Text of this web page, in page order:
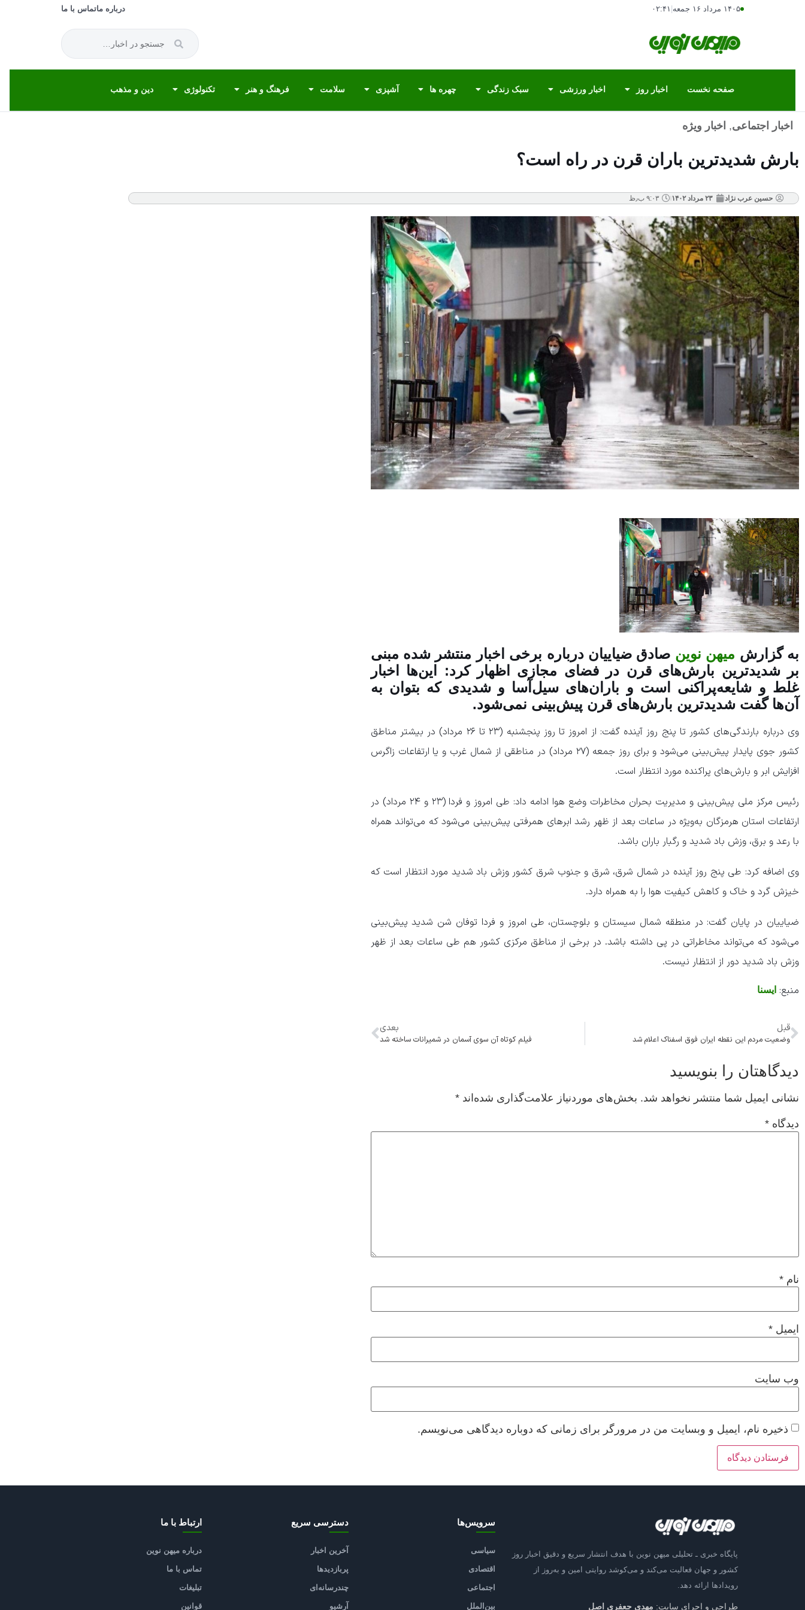
۱۴۰۵ مرداد ۱۶ جمعه ۰۲:۴۱ درباره ماتماس با ما
صفحه نخست اخبار روز اخبار ورزشی سبک زندگی چهره ها آشپزی سلامت فرهنگ و هنر تکنولوژی دین و مذهب
اخبار اجتماعی, اخبار ویژه
بارش شدیدترین باران قرن در راه است؟
حسین عرب نژاد ۲۳ مرداد ۱۴۰۲ ۹:۰۳ ب٫ظ
به گزارش میهن نوین صادق ضیاییان درباره برخی اخبار منتشر شده مبنی
بر شدیدترین بارش‌های قرن در فضای مجازی اظهار کرد: این‌ها اخبار
غلط و شایعه‌پراکنی است و باران‌های سیل‌آسا و شدیدی که بتوان به
آن‌ها گفت شدیدترین بارش‌های قرن پیش‌بینی نمی‌شود.
وی درباره بارندگی‌های کشور تا پنج روز آینده گفت: از امروز تا روز پنجشنبه (۲۳ تا ۲۶ مرداد) در بیشتر مناطق
کشور جوی پایدار پیش‌بینی می‌شود و برای روز جمعه (۲۷ مرداد) در مناطقی از شمال غرب و یا ارتفاعات زاگرس
افزایش ابر و بارش‌های پراکنده مورد انتظار است.
رئیس مرکز ملی پیش‌بینی و مدیریت بحران مخاطرات وضع هوا ادامه داد: طی امروز و فردا (۲۳ و ۲۴ مرداد) در
ارتفاعات استان هرمزگان به‌ویژه در ساعات بعد از ظهر رشد ابر‌های همرفتی پیش‌بینی می‌شود که می‌تواند همراه
با رعد و برق، وزش باد شدید و رگبار باران باشد.
وی اضافه کرد: طی پنج روز آینده در شمال شرق، شرق و جنوب شرق کشور وزش باد شدید مورد انتظار است که
خیزش گرد و خاک و کاهش کیفیت هوا را به همراه دارد.
ضیاییان در پایان گفت: در منطقه شمال سیستان و بلوچستان، طی امروز و فردا توفان شن شدید پیش‌بینی
می‌شود که می‌تواند مخاطراتی در پی داشته باشد. در برخی از مناطق مرکزی کشور هم طی ساعات بعد از ظهر
وزش باد شدید دور از انتظار نیست.
منبع: ایسنا
قبل
وضعیت مردم این نقطه ایران فوق اسفناک اعلام شد
بعدی
فیلم کوتاه آن سوی آسمان در شمیرانات ساخته شد
دیدگاهتان را بنویسید
نشانی ایمیل شما منتشر نخواهد شد. بخش‌های موردنیاز علامت‌گذاری شده‌اند *
دیدگاه *
نام *
ایمیل *
وب‌ سایت
ذخیره نام، ایمیل و وبسایت من در مرورگر برای زمانی که دوباره دیدگاهی می‌نویسم.
پایگاه خبری ـ تحلیلی میهن نوین با هدف انتشار سریع و دقیق اخبار روز
کشور و جهان فعالیت می‌کند و می‌کوشد روایتی امین و به‌روز از
رویدادها ارائه دهد.
طراحی و اجرای سایت: مهدی جعفری اصل
سرویس‌ها
سیاسی
اقتصادی
اجتماعی
بین‌الملل
دسترسی سریع
آخرین اخبار
پربازدیدها
چندرسانه‌ای
آرشیو
ارتباط با ما
درباره میهن نوین
تماس با ما
تبلیغات
قوانین